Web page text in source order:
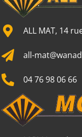
ALL MAT, 14
all-
04 76 98 06 66